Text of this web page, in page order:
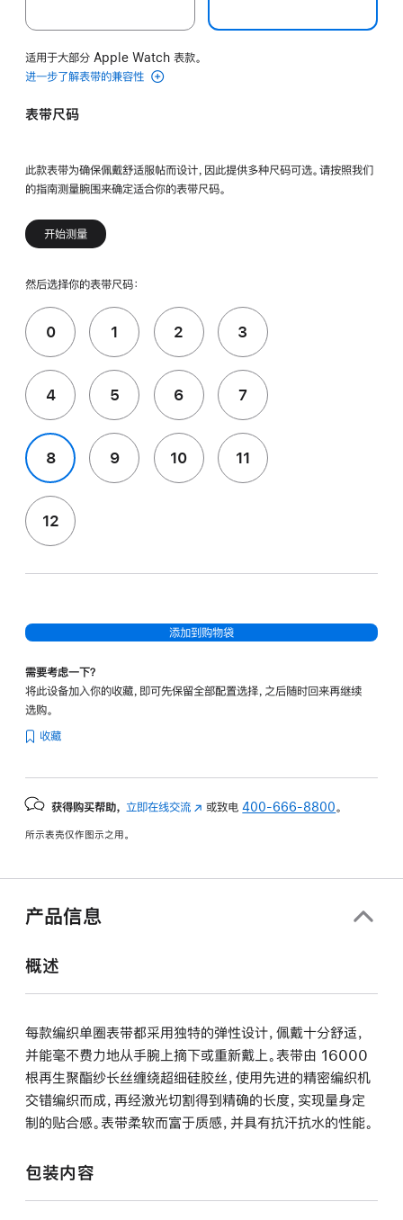
适用于大部分 Apple Watch 表款。
进一步了解表带的兼容性
表带尺码
此款表带为确保佩戴舒适服帖而设计，因此提供多种尺码可选。请按照我们
的指南测量腕围来确定适合你的表带尺码。
开始测量
然后选择你的表带尺码：
0 1 2 3
4 5 6 7
8 9 10 11
12
添加到购物袋
需要考虑一下？
将此设备加入你的收藏，即可先保留全部配置选择，之后随时回来再继续
选购。
收藏
获得购买帮助， 立即在线交流 (在
中
或致电400-666-8800 。
所示表壳仅作图示之用。
产品信息
概述
每款编织单圈表带都采用独特的弹性设计，佩戴十分舒适，
并能毫不费力地从手腕上摘下或重新戴上。表带由 16000
根再生聚酯纱长丝缠绕超细硅胶丝，使用先进的精密编织机
交错编织而成，再经激光切割得到精确的长度，实现量身定
制的贴合感。表带柔软而富于质感，并具有抗汗抗水的性能。
包装内容